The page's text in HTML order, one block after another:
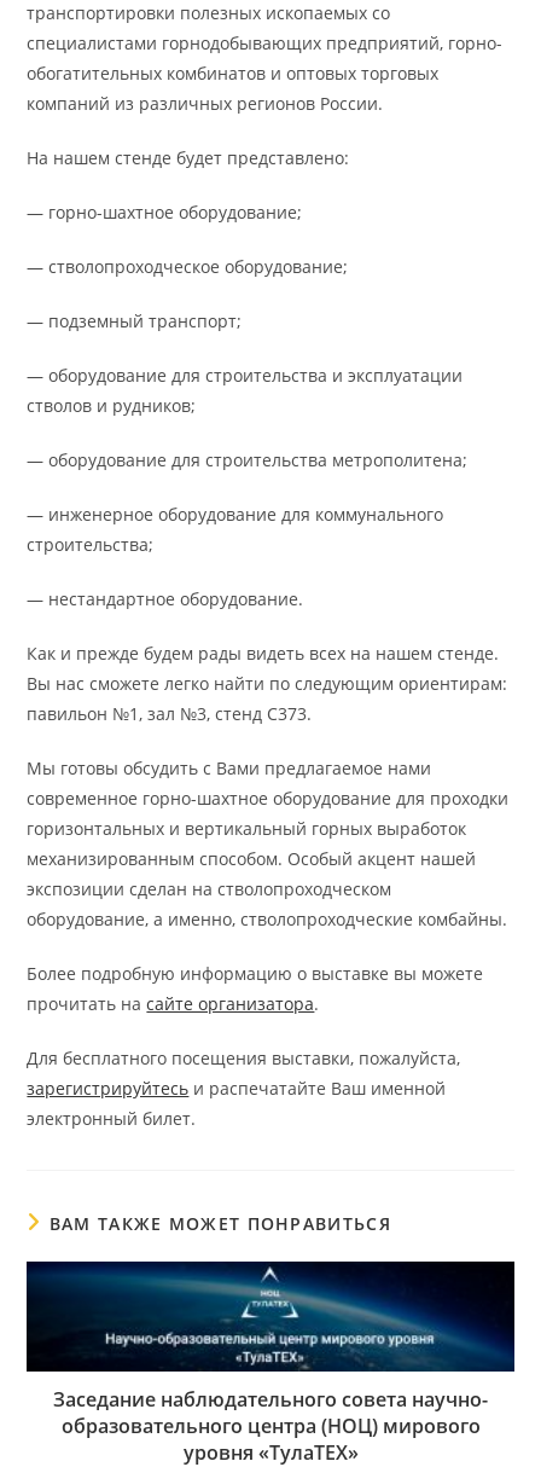
транспортировки полезных ископаемых со
специалистами горнодобывающих предприятий, горно-
обогатительных комбинатов и оптовых торговых
компаний из различных регионов России.
На нашем стенде будет представлено:
— горно-шахтное оборудование;
— стволопроходческое оборудование;
— подземный транспорт;
— оборудование для строительства и эксплуатации
стволов и рудников;
— оборудование для строительства метрополитена;
— инженерное оборудование для коммунального
строительства;
— нестандартное оборудование.
Как и прежде будем рады видеть всех на нашем стенде.
Вы нас сможете легко найти по следующим ориентирам:
павильон №1, зал №3, стенд С373.
Мы готовы обсудить с Вами предлагаемое нами
современное горно-шахтное оборудование для проходки
горизонтальных и вертикальный горных выработок
механизированным способом. Особый акцент нашей
экспозиции сделан на стволопроходческом
оборудование, а именно, стволопроходческие комбайны.
Более подробную информацию о выставке вы можете
прочитать насайте организатора.
Для бесплатного посещения выставки, пожалуйста,
зарегистрируйтесь и распечатайте Ваш именной
электронный билет.
ВАМ ТАКЖЕ МОЖЕТ ПОНРАВИТЬСЯ
Заседание наблюдательного совета научно-
образовательного центра (НОЦ) мирового
уровня «ТулаТЕХ»